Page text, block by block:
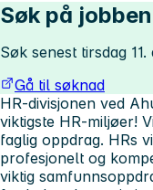
Søk på jobben
Søk senest tirsdag 11.
Gå til søknad
HR-divisjonen ved
viktigste HR-miljøer!
faglig oppdrag. HRs
profesjonelt og
viktig